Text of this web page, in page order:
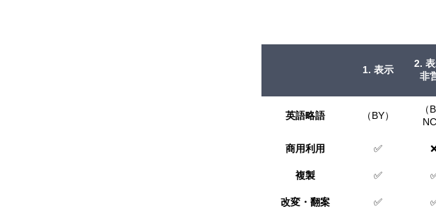
1. 表示
2.
非
英語略語 （BY）
（
NC
商用利用 ✅
複製 ✅
改変・翻案 ✅